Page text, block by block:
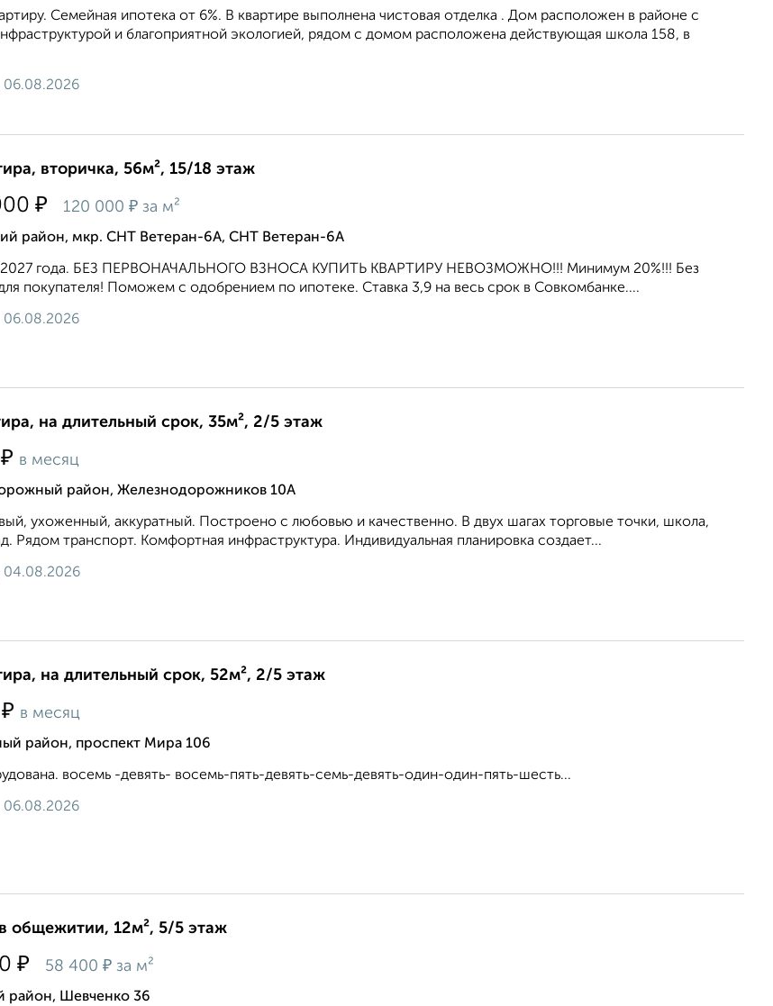
Семейная ипотека от 6%. В квартире выполнена чистовая отделка . Дом расположен в районе с
и благоприятной экологией, рядом с домом расположена действующая школа 158, в
06.08.2026
вторичка, 56м², 15/18 этаж
₽ 120 000 ₽ за м²
район, мкр. СНТ Ветеран-6А, СНТ Ветеран-6А
2027 года. БЕЗ ПЕРВОНАЧАЛЬНОГО ВЗНОСА КУПИТЬ КВАРТИРУ НЕВОЗМОЖНО!!! Минимум 20%!!! Без
покупателя! Поможем с одобрением по ипотеке. Ставка 3,9 нa весь срок в Совкомбанке....
06.08.2026
на длительный срок, 35м², 2/5 этаж
₽ в месяц
район, Железнодорожников 10А
ухоженный, аккуратный. Построено с любовью и качественно. В двух шагах торговые точки, школа,
Рядом транспорт. Комфортная инфраструктура. Индивидуальная планировка создает...
04.08.2026
на длительный срок, 52м², 2/5 этаж
₽ в месяц
район, проспект Мира 106
восемь -девять- восемь-пять-девять-семь-девять-один-один-пять-шесть...
06.08.2026
общежитии, 12м², 5/5 этаж
₽ 58 400 ₽ за м²
район, Шевченко 36